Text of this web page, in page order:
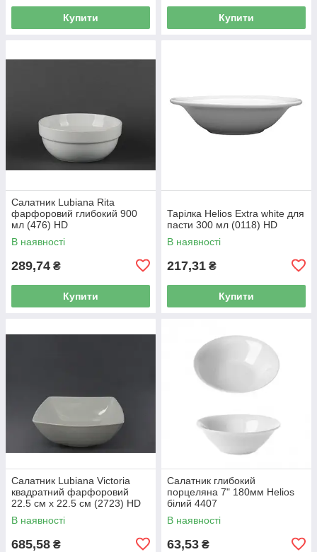
Купити Купити
Салатник Lubiana Rita
фарфоровий глибокий 900
мл (476) HD
В наявності
289,74 ₴
Купити
Тарілка Helios Extra white для
пасти 300 мл (0118) HD
В наявності
217,31 ₴
Купити
Салатник Lubiana Victoria
квадратний фарфоровий
22.5 см х 22.5 см (2723) HD
В наявності
685,58 ₴
Салатник глибокий
порцеляна 7" 180мм Helios
білий 4407
В наявності
63,53 ₴